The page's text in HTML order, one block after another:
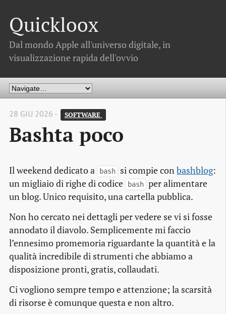
Quickloox
Dal mondo Apple all'universo digitale, in
visualizzazione rapida dell'ovvio
28 GIU 2026 - SOFTWARE
Bashta poco
Il weekend dedicato a bash si compie conbashblog:
un migliaio di righe di codice
bash per alimentare
un blog. Unico requisito, una cartella pubblica.
Non ho cercato nei dettagli per vedere se vi si fosse
annodato il diavolo. Semplicemente mi faccio
l’ennesimo promemoria riguardante la quantità e la
qualità incredibile di strumenti che abbiamo a
disposizione pronti, gratis, collaudati.
Ci vogliono sempre tempo e attenzione; la scarsità
di risorse è comunque questa e non altro.